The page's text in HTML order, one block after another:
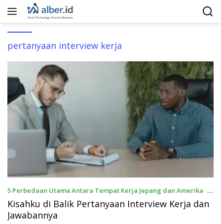
Langsung
pertanyaan interview kerja
5 Perbedaan Utama Antara Tempat Kerja Jepang dan Amerika 3
Juli 2026
Kisahku di Balik Pertanyaan Interview Kerja dan
Jawabannya